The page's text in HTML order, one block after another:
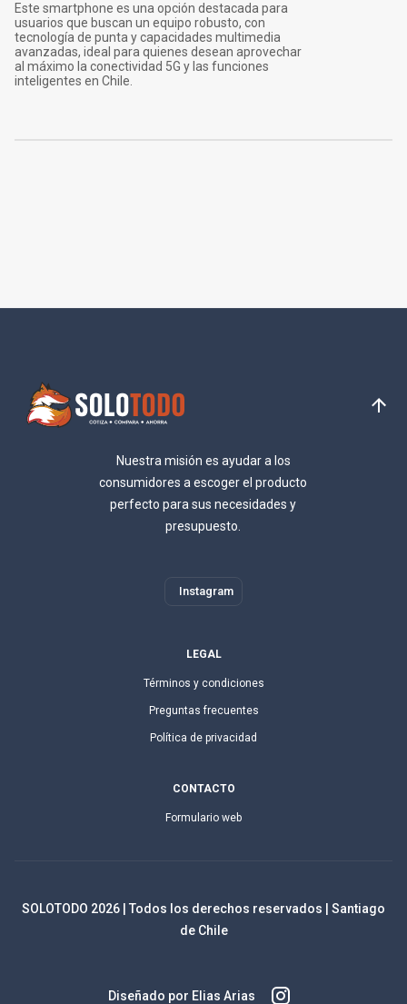
Este smartphone es una opción destacada para
usuarios que buscan un equipo robusto, con
tecnología de punta y capacidades multimedia
avanzadas, ideal para quienes desean aprovechar
al máximo la conectividad 5G y las funciones
inteligentes en Chile.
Nuestra misión es ayudar a los
consumidores a escoger el producto
perfecto para sus necesidades y
presupuesto.
Instagram
LEGAL
Términos y condiciones
Preguntas frecuentes
Política de privacidad
CONTACTO
Formulario web
SOLOTODO 2026 | Todos los derechos reservados | Santiago
de Chile
Diseñado por Elias Arias